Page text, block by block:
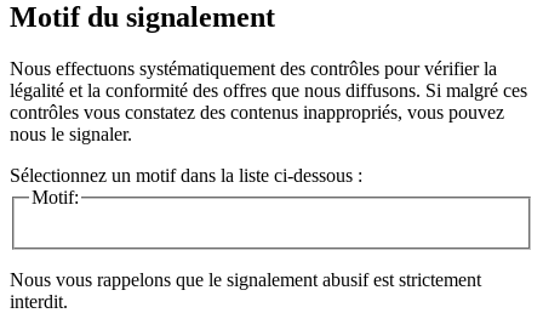
Motif du signalement
Nous effectuons systématiquement des contrôles pour vérifier la
légalité et la conformité des offres que nous diffusons. Si malgré ces
contrôles vous constatez des contenus inappropriés, vous pouvez
nous le signaler.
Sélectionnez un motif dans la liste ci-dessous :
Motif:
Nous vous rappelons que le signalement abusif est strictement
interdit.